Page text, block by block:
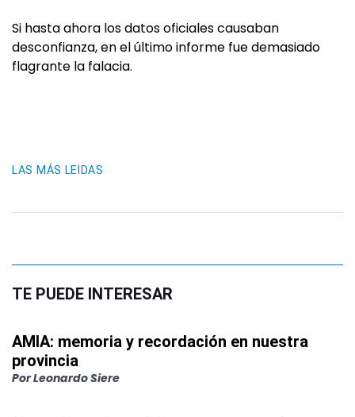
Si hasta ahora los datos oficiales causaban
desconfianza, en el último informe fue demasiado
flagrante la falacia.
LAS MÁS LEIDAS
TE PUEDE INTERESAR
AMIA: memoria y recordación en nuestra
provincia
PorLeonardo Siere